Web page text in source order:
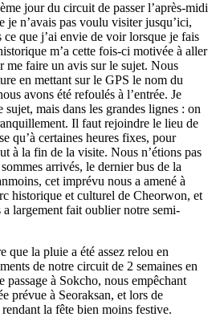
jour du circuit de passer l’après-midi
je n’avais pas voulu visiter jusqu’ici,
ce que j’ai envie de voir lorsque je fais
m’a cette fois-ci motivée à aller
me faire un avis sur le sujet. Nous
en mettant sur le GPS le nom du
avons été refoulés à l’entrée. Je
mais dans les grandes lignes : on
Il faut rejoindre le lieu de
qu’à certaines heures fixes, pour
à la fin de la visite. Nous n’étions pas
arrivés, le dernier bus de la
cet imprévu nous a amené à
historique et culturel de Cheorwon, et
largement fait oublier notre semi-
que la pluie a été assez relou en
de notre circuit de 2 semaines en
passage à Sokcho, nous empêchant
prévue à Seoraksan, et lors de
la fête bien moins festive.